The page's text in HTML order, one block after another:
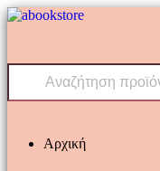
Skip
Products
Αρχική